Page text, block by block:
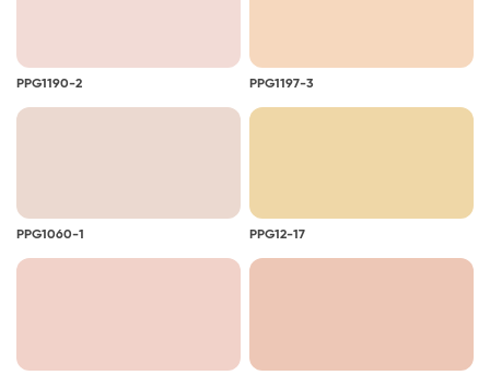
PPG1190-2 PPG1197-3
PPG1060-1 PPG12-17